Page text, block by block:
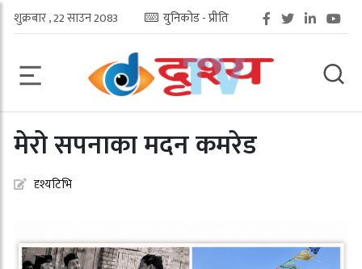
शुक्रबार , 22 साउन 2083 युनिकोड - प्रीति
मेरो सपनाका मदन कमरेड
दृश्यटिभि